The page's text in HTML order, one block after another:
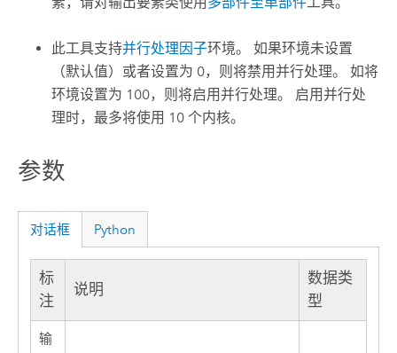
此工具支持并行处理因子环境。 如果环境未设置
（默认值）或者设置为 0，则将禁用并行处理。 如将
环境设置为 100，则将启用并行处理。 启用并行处
理时，最多将使用 10 个内核。
参数
对话框 Python
标
注
说明
数据类
型
输